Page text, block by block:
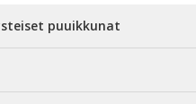
puuikkunat